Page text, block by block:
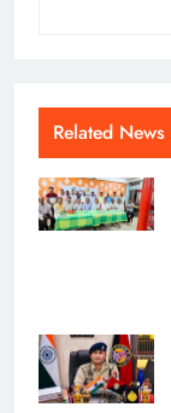
Related News